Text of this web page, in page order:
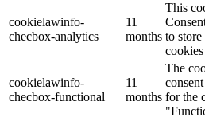
cookielawinfo-
checbox-analytics
11
months
This
to store
cookielawinfo-
checbox-functional
11
months
The
for the